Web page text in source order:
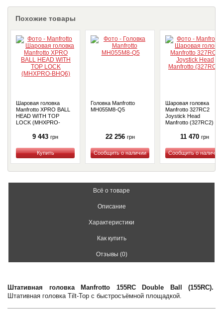
Похожие товары
Шаровая головка
Manfrotto XPRO BALL
HEAD WITH TOP
LOCK (MHXPRO-
9 443 грн
Купить
Головка Manfrotto
MH055M8-Q5
22 256 грн
Купить
Шаровая головка
Manfrotto 327RC2
Joystick Head
Manfrotto (327RC2)
11 470 грн
Купить
Всё о товаре
Описание
Характеристики
Как купить
Отзывы (0)
Штативная головка Manfrotto 155RC Double Ball (155RC).
Штативная головка Tilt-Top с быстросъёмной площадкой.